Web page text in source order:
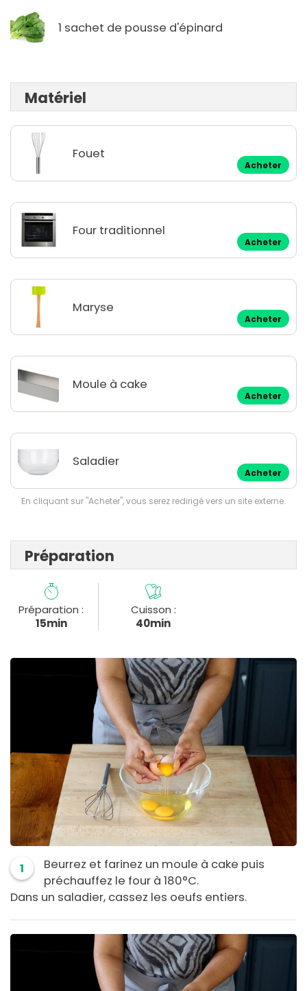
1 sachet de pousse d'épinard
Matériel
Fouet
Acheter
Four traditionnel
Acheter
Maryse
Acheter
Moule à cake
Acheter
Saladier
Acheter
En cliquant sur "Acheter", vous serez redirigé vers un site externe.
Préparation
Préparation :
15min
Cuisson :
40min
1
Beurrez et farinez un moule à cake puis
préchauffez le four à 180°C.
Dans un saladier, cassez les oeufs entiers.